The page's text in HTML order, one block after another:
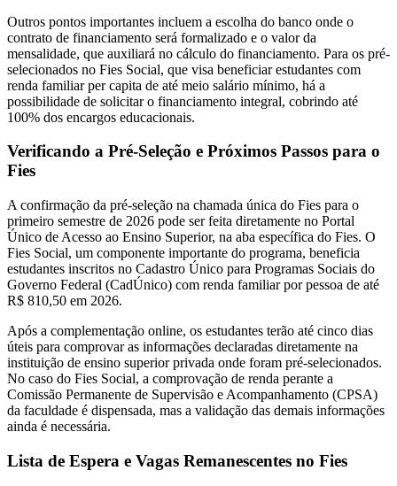
Outros pontos importantes incluem a escolha do banco onde o
contrato de financiamento será formalizado e o valor da
mensalidade, que auxiliará no cálculo do financiamento. Para os pré-
selecionados no Fies Social, que visa beneficiar estudantes com
renda familiar per capita de até meio salário mínimo, há a
possibilidade de solicitar o financiamento integral, cobrindo até
100% dos encargos educacionais.
Verificando a Pré-Seleção e Próximos Passos para o
Fies
A confirmação da pré-seleção na chamada única do Fies para o
primeiro semestre de 2026 pode ser feita diretamente no Portal
Único de Acesso ao Ensino Superior, na aba específica do Fies. O
Fies Social, um componente importante do programa, beneficia
estudantes inscritos no Cadastro Único para Programas Sociais do
Governo Federal (CadÚnico) com renda familiar por pessoa de até
R$ 810,50 em 2026.
Após a complementação online, os estudantes terão até cinco dias
úteis para comprovar as informações declaradas diretamente na
instituição de ensino superior privada onde foram pré-selecionados.
No caso do Fies Social, a comprovação de renda perante a
Comissão Permanente de Supervisão e Acompanhamento (CPSA)
da faculdade é dispensada, mas a validação das demais informações
ainda é necessária.
Lista de Espera e Vagas Remanescentes no Fies